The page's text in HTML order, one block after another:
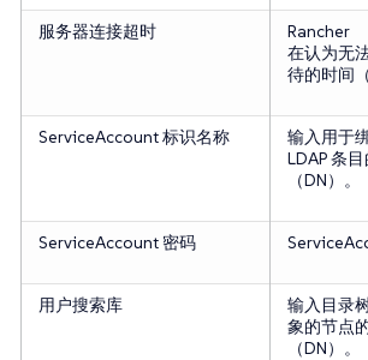
服务器连接超时
Rancher
在认为无
待的时间
ServiceAccount 标识名称
输入用于
LDAP 条
（DN）。
ServiceAccount 密码
用户搜索库
输入目录
象的节点
（DN）。